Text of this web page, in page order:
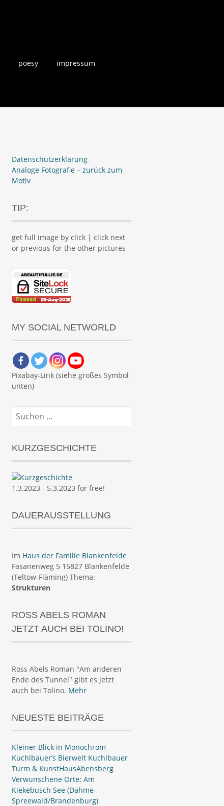
poesy impressum
Datenschutzerklärung
Analoge Fotografie – zurück zum
Motiv
TIP:
get full image by click | click next
or previous for the other pictures
MY SOCIAL NETWORLD
Pixabay-Link (siehe großes Symbol
unten)
Suchen
nach:
KURZGESCHICHTE
1.3.2023 - 5.3.2023 for free!
DAUERAUSSTELLUNG
Im Haus der Familie Blankenfelde
Fasanenweg 5 15827 Blankenfelde
(Teltow-Fläming) Thema:
Strukturen
ROSS ABELS ROMAN
JETZT AUCH BEI TOLINO!
Ross Abels Roman "Am anderen
Ende des Tunnel" gibt es jetzt
auch bei Tolino. Mehr
NEUESTE BEITRÄGE
Kleiner Blick in Monochrom
Kuchlbauer’s Bierwelt Kuchlbauer
Turm & KunstHausAbensberg
Verwunschene Orte: Am
Kiekebusch See (Dahme-
Spreewald/Brandenburg)